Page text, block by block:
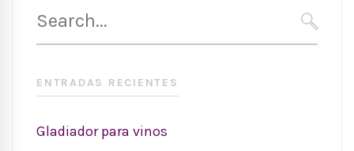
for:
ENTRADAS RECIENTES
Gladiador para vinos